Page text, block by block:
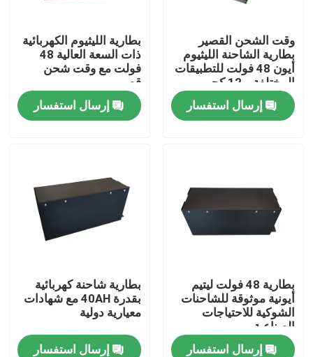
بيت
معلومات عنا
رقابة جودة
اطلب اقتباس
وقت الشحن القصير
بطارية الشاحنة الليثيوم
أيون 48 فولت للتطبيقات
المختلفة و 12 كجم
خفيفة الوزن
إرسال استفسار
بطارية الليثيوم الكهربائية
ذات السعة العالية 48
فولت مع وقت شحن
قصير
إرسال استفسار
بطارية 48 فولت ليتيم
أيونية موثوقة للشاحنات
الشوكية للاحتياجات
الصناعية
إرسال استفسار
بطارية شاحنة كهربائية
بقدرة 40AH مع شهادات
معيارية دولية
إرسال استفسار